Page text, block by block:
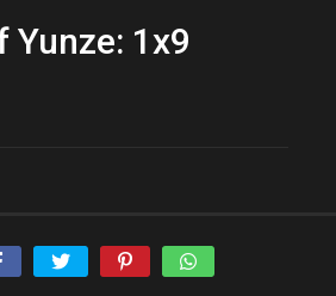
Yunze: 1x9